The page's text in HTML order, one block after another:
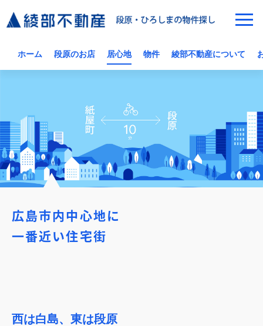
ホーム 段原のお店 居心地 物件 綾部不動産について
広島市内中心地に
一番近い住宅街
西は白島、東は段原